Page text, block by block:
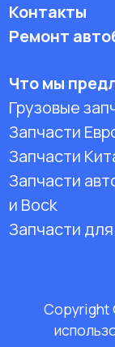
Контакты
Ремонт
Что мы
Грузовые
Запчасти
Запчасти
Запчасти
и Bock
Запчасти
Copyright